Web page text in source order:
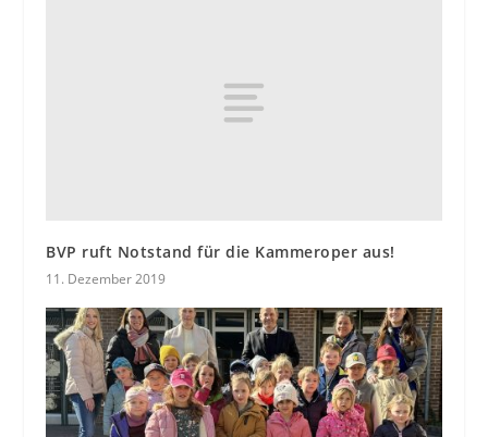
BVP ruft Notstand für die Kammeroper aus!
11. Dezember 2019